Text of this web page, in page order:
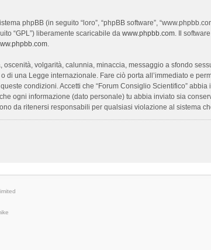
phpBB (in seguito “loro”, “phpBB software”,
“GPL”) liberamente scaricabile da www.phpbb.com. Il
.
oscenità, volgarità, calunnia, minaccia, messaggio a sfondo
di una Legge internazionale. Fare ciò porta all’immediato e
condizioni. Accetti che “Forum Consiglio Scientifico”
ogni informazione (dato personale) tu abbia inviato sia
da ritenersi responsabili per qualsiasi violazione al sistema